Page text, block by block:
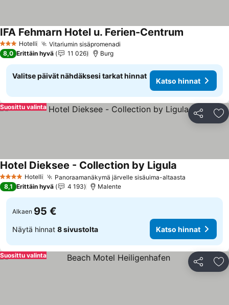
3 Tähtiluokitus
Hotelli Vitariumin sisäpromenadi
IFA Fehmarn Hotel u. Ferien-Centrum
8,0 Erittäin hyvä 11 026 Burg
Valitse päivät nähdäksesi tarkat hinnat
Katso hinnat
Jaa
Suosittu valinta
4 Tähtiluokitus
Hotelli Panoraamanäkymä järvelle sisäuima-altaasta
Hotel Dieksee - Collection by Ligula
8,1 Erittäin hyvä 4 193 Malente
Alkaen 95 €
Näytä hinnat 8 sivustolta Katso hinnat
Jaa
Suosittu valinta